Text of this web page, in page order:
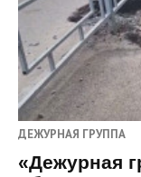
ДЕЖУРНАЯ ГРУППА
«Дежурная